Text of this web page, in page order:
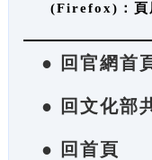
(Firefox)：頁
● 回官網首
● 回文化部
● 回首頁